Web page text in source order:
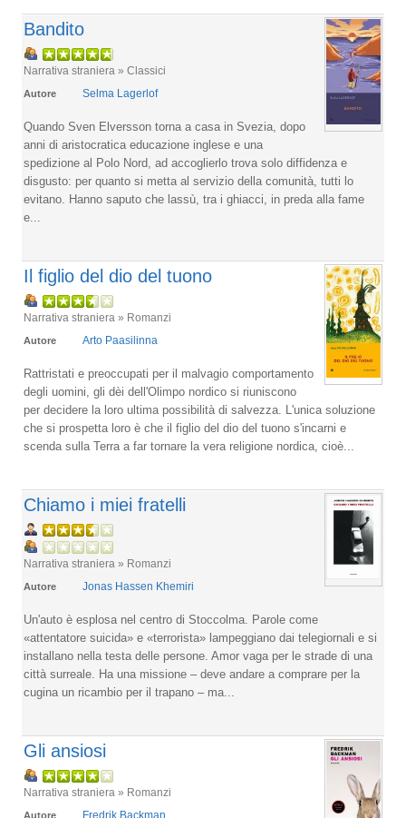
Bandito
Narrativa straniera » Classici
Autore Selma Lagerlof
Quando Sven Elversson torna a casa in Svezia, dopo
anni di aristocratica educazione inglese e una
spedizione al Polo Nord, ad accoglierlo trova solo diffidenza e
disgusto: per quanto si metta al servizio della comunità, tutti lo
evitano. Hanno saputo che lassù, tra i ghiacci, in preda alla fame
e...
Il figlio del dio del tuono
Narrativa straniera » Romanzi
Autore Arto Paasilinna
Rattristati e preoccupati per il malvagio comportamento
degli uomini, gli dèi dell'Olimpo nordico si riuniscono
per decidere la loro ultima possibilità di salvezza. L'unica soluzione
che si prospetta loro è che il figlio del dio del tuono s'incarni e
scenda sulla Terra a far tornare la vera religione nordica, cioè...
Chiamo i miei fratelli
Narrativa straniera » Romanzi
Autore Jonas Hassen Khemiri
Un'auto è esplosa nel centro di Stoccolma. Parole come
«attentatore suicida» e «terrorista» lampeggiano dai telegiornali e si
installano nella testa delle persone. Amor vaga per le strade di una
città surreale. Ha una missione – deve andare a comprare per la
cugina un ricambio per il trapano – ma...
Gli ansiosi
Narrativa straniera » Romanzi
Autore Fredrik Backman